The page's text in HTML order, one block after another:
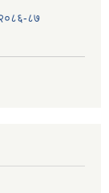
२०८६-८७